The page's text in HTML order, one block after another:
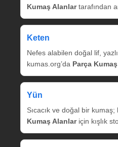
Kumaş Alanlartarafından
Keten
Nefes alabilen doğal lif,
kumas.org’da Parça
Yün
Sıcacık ve doğal bir kumaş;
Kumaş Alanlariçin kışlık